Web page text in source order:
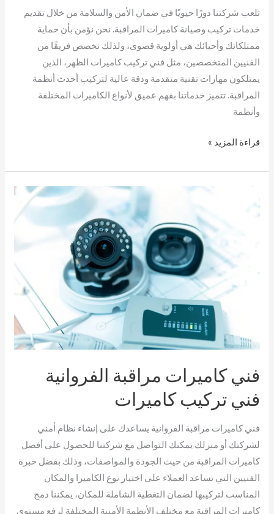
تلعب شركتنا دورًا حيويًا في ضمان الأمن والسلامة من خلال تقديم
خدمات تركيب وصيانة كاميرات المراقبة. نحن نؤمن بأن حماية
ممتلكاتك وأحبائك هي أولوية قصوى، ولذلك نخصص فريقًا من
الفنيين المتخصصين، مثل فني تركيب كاميرات الظهر، الذين
يمتلكون مهارات تقنية متقدمة ودقة عالية لتركيب أحدث أنظمة
المراقبة. تتميز خدماتنا بفهم عميق لأنواع الكاميرات المختلفة
وأنظمة
قراءة المزيد »
فني كاميرات مراقبة الفروانية
فني تركيب كاميرات
فني كاميرات مراقبة الفروانية يساعدك على إنشاء نظام أمني
لشركتك أو منزلك يمكنك التواصل مع شركتنا للحصول على أفضل
كاميرات المراقبة من حيث الجودة والمواصفات، وذلك بفضل خبرة
الفنيين التي تساعد العملاء على اختيار نوع الكاميرا والمكان
المناسب لتركيبها لضمان التغطية الشاملة للمكان، يمكننا دمج
كاميرات المراقبة مع مختلف الأنظمة الأمنية المختلفة لرفع مستوى
كاميرات
تركيب
كاميرات